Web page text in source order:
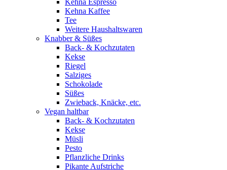
Kehna Espresso
Kehna Kaffee
Tee
Weitere Haushaltswaren
Knabber & Süßes
Back- & Kochzutaten
Kekse
Riegel
Salziges
Schokolade
Süßes
Zwieback, Knäcke, etc.
Vegan haltbar
Back- & Kochzutaten
Kekse
Müsli
Pesto
Pflanzliche Drinks
Pikante Aufstriche